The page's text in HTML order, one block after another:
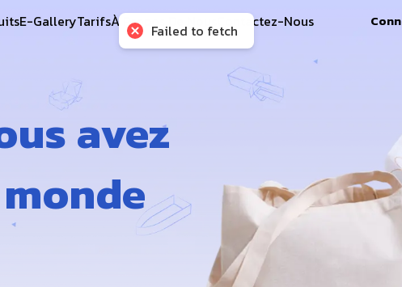
E-GalleryTarifsÀ Propos De Nous Contactez-Nous
avez
Failed to fetch